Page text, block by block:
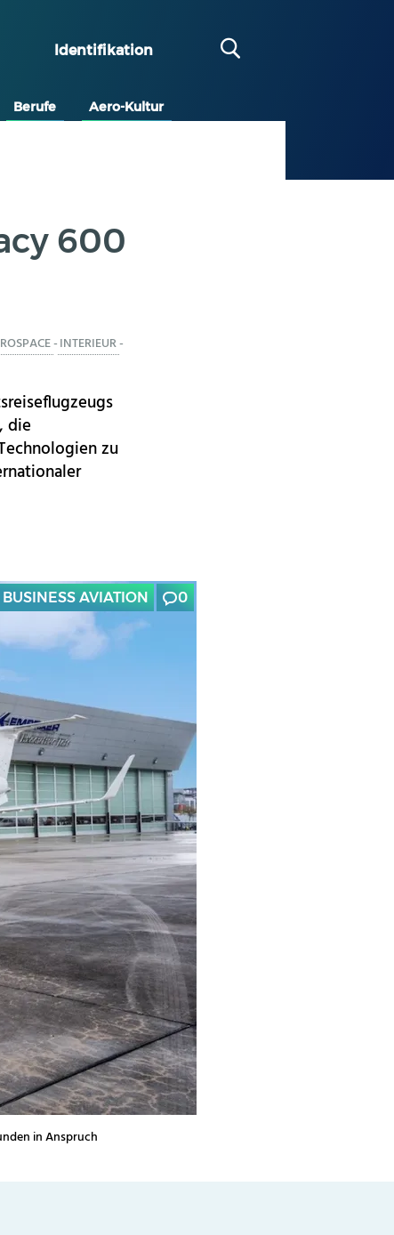
Identifikation
Berufe Aero-Kultur
600
-INTERIEUR-
die
zu
BUSINESS AVIATION 0
in Anspruch